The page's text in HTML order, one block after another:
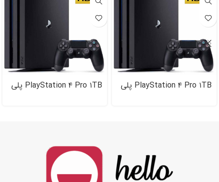
PlayStation ۴ Pro ۱TB پلی
PlayStation ۴ Pro ۱TB پلی